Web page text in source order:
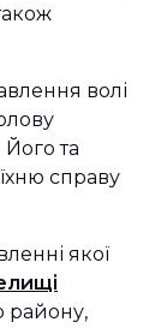
волі
та
справу
якої
району,